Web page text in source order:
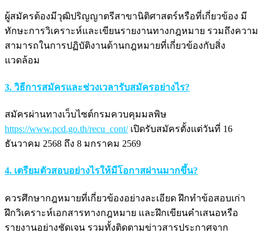
ผู้สมัครต้องมีวุฒิปริญญาตรีสาขานิติศาสตร์หรือที่เกี่ยวข้อง มี
ทักษะการวิเคราะห์และเขียนรายงานทางกฎหมาย รวมถึงความ
สามารถในการปฏิบัติงานด้านกฎหมายที่เกี่ยวข้องกับสิ่ง
แวดล้อม
3. วิธีการสมัครและช่วงเวลารับสมัครอย่างไร?
สมัครผ่านทางเว็บไซต์กรมควบคุมมลพิษ
https://www.pcd.go.th/recu_cont/เปิดรับสมัครตั้งแต่วันที่ 16
ธันวาคม 2568 ถึง 8 มกราคม 2569
4. เตรียมตัวสอบอย่างไรให้มีโอกาสผ่านมากขึ้น?
ควรศึกษากฎหมายที่เกี่ยวข้องอย่างละเอียด ฝึกทำข้อสอบเก่า
ฝึกวิเคราะห์เอกสารทางกฎหมาย และฝึกเขียนคำเสนอหรือ
รายงานอย่างชัดเจน รวมทั้งติดตามข่าวสารประกาศจาก